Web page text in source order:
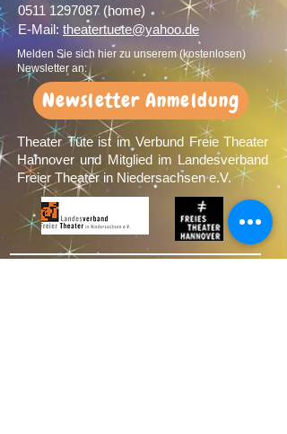
0511 1297087(home)
E-Mail: theatertuete@yahoo.de
Melden Sie sich hier zu unserem (kostenlosen)
Newsletter an:
Newsletter Anmeldung
Theater Tüte ist im Verbund Freie Theater
Hannover und Mitglied im Landesverband
Freier Theater in Niedersachsen e.V.